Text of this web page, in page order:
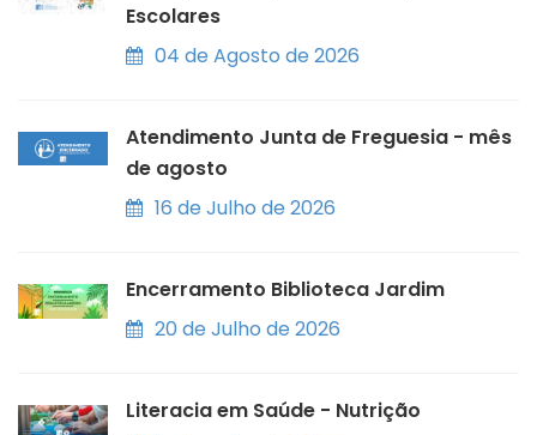
Escolares
04 de Agosto de 2026
Atendimento Junta de Freguesia - mês
de agosto
16 de Julho de 2026
Encerramento Biblioteca Jardim
20 de Julho de 2026
Literacia em Saúde - Nutrição